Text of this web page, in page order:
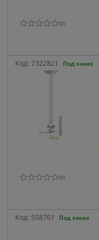
(0)
Код: 7322821 Под заказ
(0)
Код: 558761 Под заказ